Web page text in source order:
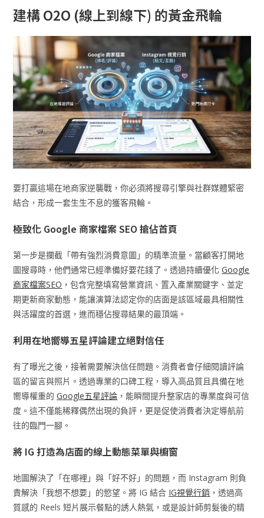
建構 O2O (線上到線下) 的黃金飛輪
要打贏這場在地商家逆襲戰，你必須將搜尋引擎與社群媒體緊密
結合，形成一套生生不息的獲客飛輪。
極致化 Google 商家檔案 SEO 搶佔首頁
第一步是攔截「帶有強烈消費意圖」的精準流量。當顧客打開地
圖搜尋時，他們通常已經準備好要花錢了。透過持續優化Google
商家檔案SEO ，包含完整填寫營業資訊、置入產業關鍵字、並定
期更新商家動態，能讓演算法認定你的店面是該區域最具相關性
與活躍度的首選，進而穩佔搜尋結果的最頂端。
利用在地嚮導五星評論建立絕對信任
有了曝光之後，接著需要解決信任問題。消費者會仔細閱讀評論
區的留言與照片。透過專業的口碑工程，導入高品質且具備在地
嚮導權重的Google五星評論 ，能瞬間提升整家店的專業度與可信
度。這不僅能稀釋偶然出現的負評，更是促使消費者決定導航前
往的臨門一腳。
將 IG 打造為店面的線上動態菜單與櫥窗
地圖解決了「在哪裡」與「好不好」的問題，而 Instagram 則負
責解決「我想不想要」的慾望。將 IG 結合 IG視覺行銷 ，透過高
質感的 Reels 短片展示餐點的誘人熱氣，或是設計師剪髮後的精